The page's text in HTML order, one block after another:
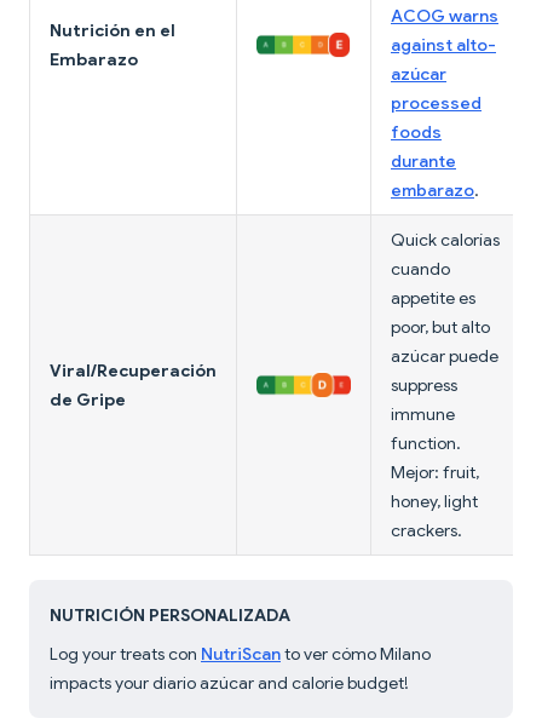
Nutrición en el
Embarazo
ACOG warns
against alto-
azúcar
processed
foods
durante
embarazo.
Viral/Recuperación
de Gripe
Quick calorías
cuando
appetite es
poor, but alto
azúcar puede
suppress
immune
function.
Mejor: fruit,
honey, light
crackers.
NUTRICIÓN PERSONALIZADA
Log your treats con NutriScanto ver cómo Milano
impacts your diario azúcar and calorie budget!